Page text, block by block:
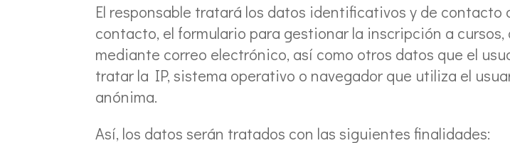
El responsable tratará los datos identificativos y de
contacto, el formulario para gestionar la inscripción a
mediante correo electrónico, así como otros datos que el
tratar la IP, sistema operativo o navegador que utiliza el
anónima.
Así, los datos serán tratados con las siguientes finalidades: